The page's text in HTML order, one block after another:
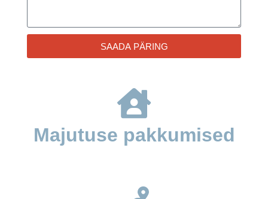
SAADA PÄRING
Majutuse pakkumised